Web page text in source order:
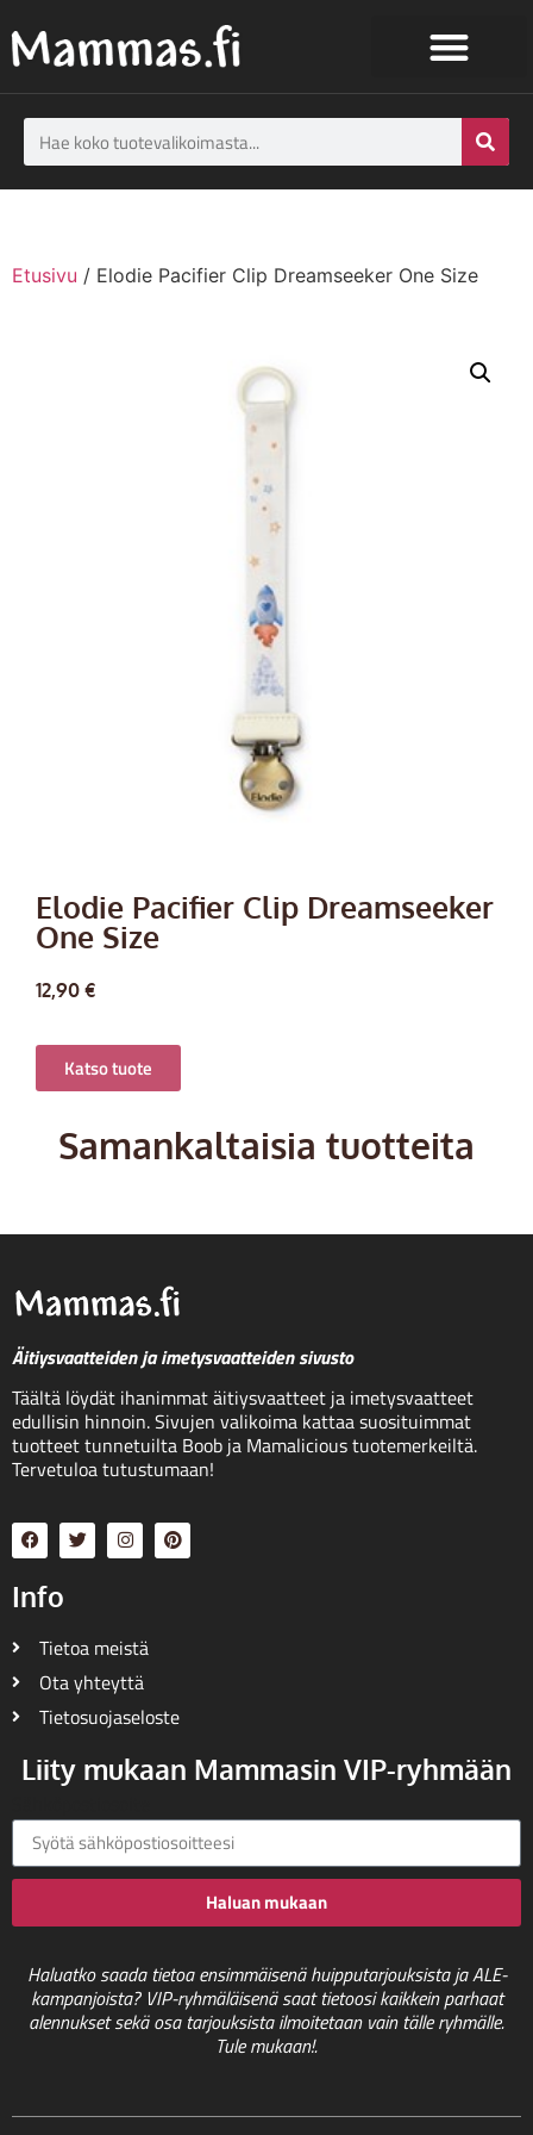
Etusivu / Elodie Pacifier Clip Dreamseeker One Size
Elodie Pacifier Clip Dreamseeker
One Size
12,90 €
Katso tuote
Samankaltaisia tuotteita
Äitiysvaatteiden ja imetysvaatteiden sivusto
Täältä löydät ihanimmat äitiysvaatteet ja imetysvaatteet
edullisin hinnoin. Sivujen valikoima kattaa suosituimmat
tuotteet tunnetuilta Boob ja Mamalicious tuotemerkeiltä.
Tervetuloa tutustumaan!
Info
Tietoa meistä
Ota yhteyttä
Tietosuojaseloste
Liity mukaan Mammasin VIP-ryhmään
Haluan mukaan
Haluatko saada tietoa ensimmäisenä huipputarjouksista ja ALE-
kampanjoista? VIP-ryhmäläisenä saat tietoosi kaikkein parhaat
alennukset sekä osa tarjouksista ilmoitetaan vain tälle ryhmälle.
Tule mukaan!.